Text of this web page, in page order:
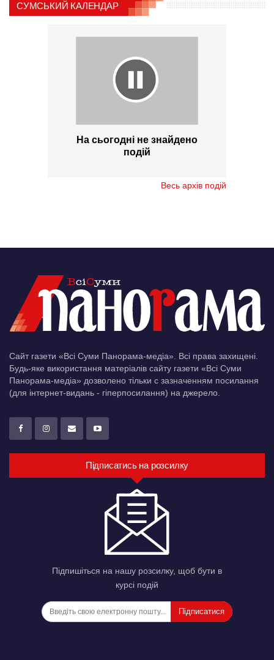
СУМСЬКИЙ КАЛЕНДАР
На сьогодні не знайдено
подій
Весь архів подій
Сайт газети «Всі Суми Панорама-медіа». Всі права захищені.
Будь-яке використання матеріалів сайту газети «Всі Суми
Панорама-медіа» дозволено тільки c зазначенням посилання
(для інтернет-видань - гіперпосилання) на джерело.
Підписатись на розсилку
Підпишіться на нашу розсилку, щоб бути в
курсі подій
Підписатися